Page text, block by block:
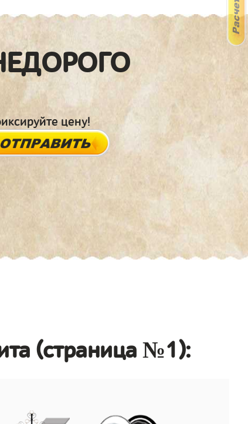
цену!
(страница №1):